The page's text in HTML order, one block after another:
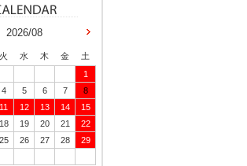
2026/08
火 水 木 金
土
1
4 5 6 7
8
11 12 13 14
15
18 19 20 21
22
25 26 27 28
29